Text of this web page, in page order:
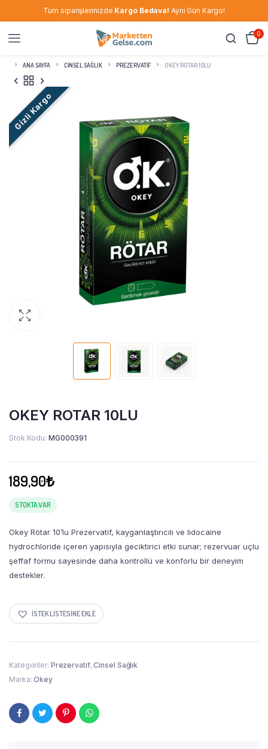
Tüm siparişlerinizde Kargo Bedava! Aynı Gün Kargo!
0
ANA SAYFA CINSEL SAĞLIK PREZERVATIF OKEY ROTAR 10LU
Gizli Kargo
OKEY ROTAR 10LU
Stok Kodu: MG000391
189,90₺
STOKTA VAR
Okey Rötar 10’lu Prezervatif, kayganlaştırıcılı ve lidocaine
hydrochloride içeren yapısıyla geciktirici etki sunar; rezervuar uçlu
şeffaf formu sayesinde daha kontrollü ve konforlu bir deneyim
destekler.
İSTEK LISTESINE EKLE
Kategoriler: Prezervatif,Cinsel Sağlık
Marka:Okey